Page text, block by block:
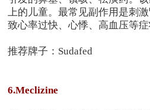
上的儿童。最常见副作用是刺
致心率过快、心悸、高血压等症
推荐牌子：Sudafed
6.Meclizine